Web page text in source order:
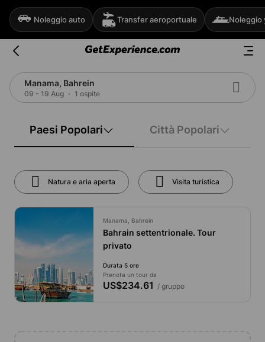
Noleggio auto Transfer aeroportuale Noleggio
Manama, Bahrein
09 - 19 Aug 1 ospite
Paesi Popolari Città Popolari
Natura e aria aperta Visita turistica
Manama, Bahrein
Bahrain settentrionale. Tour
privato
Durata 5 ore
Prenota un tour da
US$234.61 / gruppo